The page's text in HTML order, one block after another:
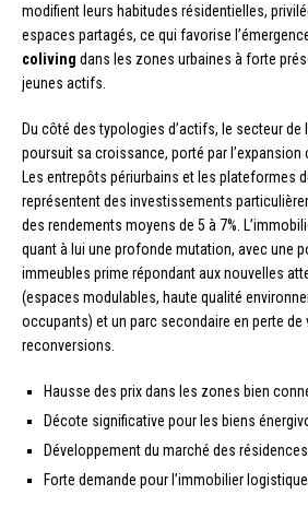
modifient leurs habitudes résidentielles,
espaces partagés, ce qui favorise
coliving dans les zones urbaines à forte
jeunes actifs.
Du côté des typologies d’actifs, le secteur de
poursuit sa croissance, porté par l’expansion
Les entrepôts périurbains et les plateformes
représentent des investissements
des rendements moyens de 5 à 7%.
quant à lui une profonde mutation, avec une
immeubles prime répondant aux nouvelles
(espaces modulables, haute qualité
occupants) et un parc secondaire en perte
reconversions.
Hausse des prix dans les zones bien
Décote significative pour les biens
Développement du marché des
Forte demande pour l’immobilier logistique